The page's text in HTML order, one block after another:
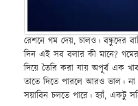
রেশনে গম দেয়, চালও। বন্ধুদের
দিন এই সব বলার কী মানে?
দিয়ে তৈরি করা যায় অপূর্ব এক
তাতে দিতে পারলে আরও ভাল।
সয়াবিন চলতে পারে। হ্যাঁ, একটু